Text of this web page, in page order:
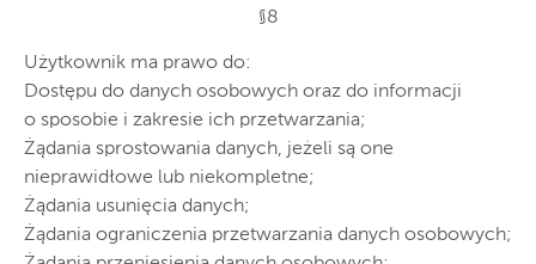
§8
Użytkownik ma prawo do:
Dostępu do danych osobowych oraz do informacji
o sposobie i zakresie ich przetwarzania;
Żądania sprostowania danych, jeżeli są one
nieprawidłowe lub niekompletne;
Żądania usunięcia danych;
Żądania ograniczenia przetwarzania danych osobowych;